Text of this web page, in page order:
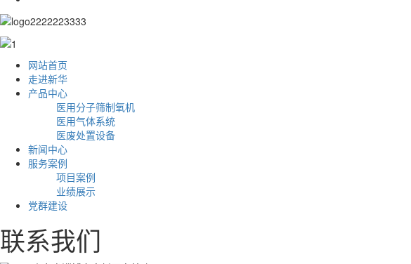
网站首页
走进新华
产品中心
医用分子筛制氧机
医用气体系统
医废处置设备
新闻中心
服务案例
项目案例
业绩展示
党群建设
联系我们